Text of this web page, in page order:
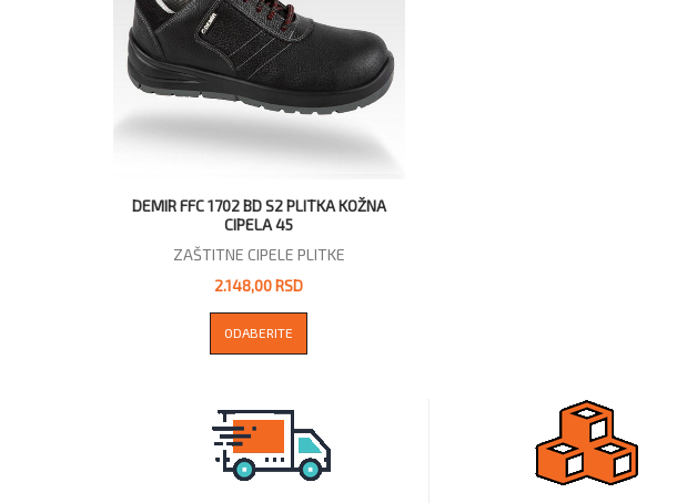
DEMIR FFC 1702 BD S2 PLITKA KOŽNA
CIPELA 45
ZAŠTITNE CIPELE PLITKE
2.148,00 RSD
ODABERITE